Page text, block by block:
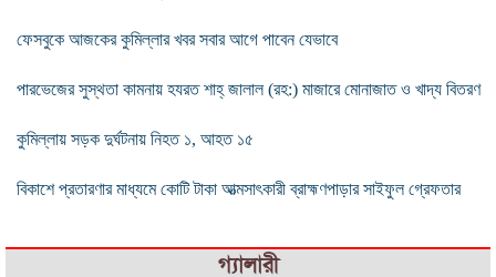
ফেসবুকে আজকের কুমিল্লার খবর সবার আগে পাবেন যেভাবে
পারভেজের সুস্থতা কামনায় হযরত শাহ্‌ জালাল (রহ:) মাজারে মোনাজাত ও খাদ্য বিতরণ
কুমিল্লায় সড়ক দুর্ঘটনায় নিহত ১, আহত ১৫
বিকাশে প্রতারণার মাধ্যমে কোটি টাকা আত্মসাৎকারী ব্রাহ্মণপাড়ার সাইফুল গ্রেফতার
গ্যালারী